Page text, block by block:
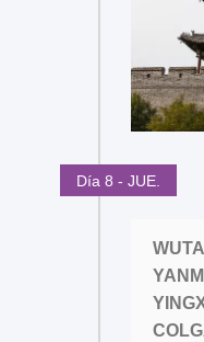
Día 8 - JUE.
WUTAI